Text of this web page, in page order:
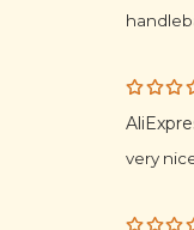
out of
very